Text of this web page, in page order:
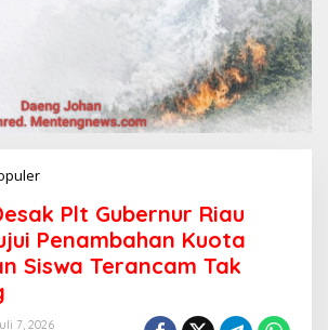
I
B
J
a
Plt Gubernur Riau
Penambahan Kuota
Siswa Terancam Tak
7, 2026